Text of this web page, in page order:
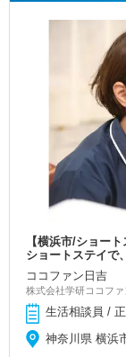
【横浜市/ショー
ショートステイで
ココファン日吉
株式会社学研ココファ
生活相談員 /
神奈川県 横浜